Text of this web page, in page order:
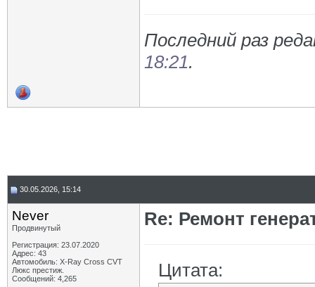
Последний раз
18:21.
30.05.2026, 15:14
Never
Продвинутый
Регистрация: 23.07.2020
Адрес: 43
Автомобиль: X-Ray Cross CVT
Люкс престиж.
Сообщений: 4,265
Re: Ремонт
Цитата: